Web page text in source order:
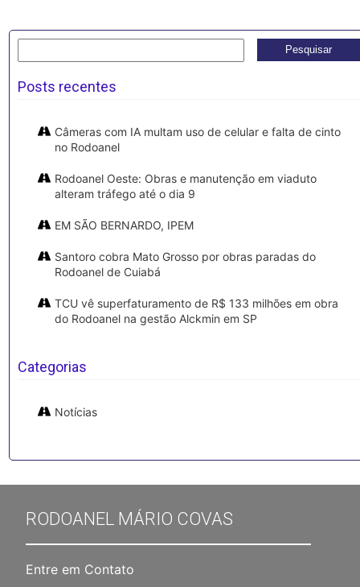
por:
Posts recentes
Câmeras com IA multam uso de celular e falta de cinto
no Rodoanel
Rodoanel Oeste: Obras e manutenção em viaduto
alteram tráfego até o dia 9
EM SÃO BERNARDO, IPEM
Santoro cobra Mato Grosso por obras paradas do
Rodoanel de Cuiabá
TCU vê superfaturamento de R$ 133 milhões em obra
do Rodoanel na gestão Alckmin em SP
Categorias
Notícias
RODOANEL MÁRIO COVAS
Entre em Contato